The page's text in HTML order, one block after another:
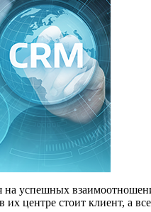
на успешных
центре стоит клиент, а